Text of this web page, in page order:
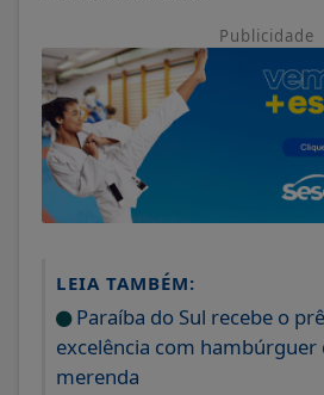
Publicidade
LEIA TAMBÉM:
Paraíba do Sul recebe o
excelência com hambúrguer
merenda